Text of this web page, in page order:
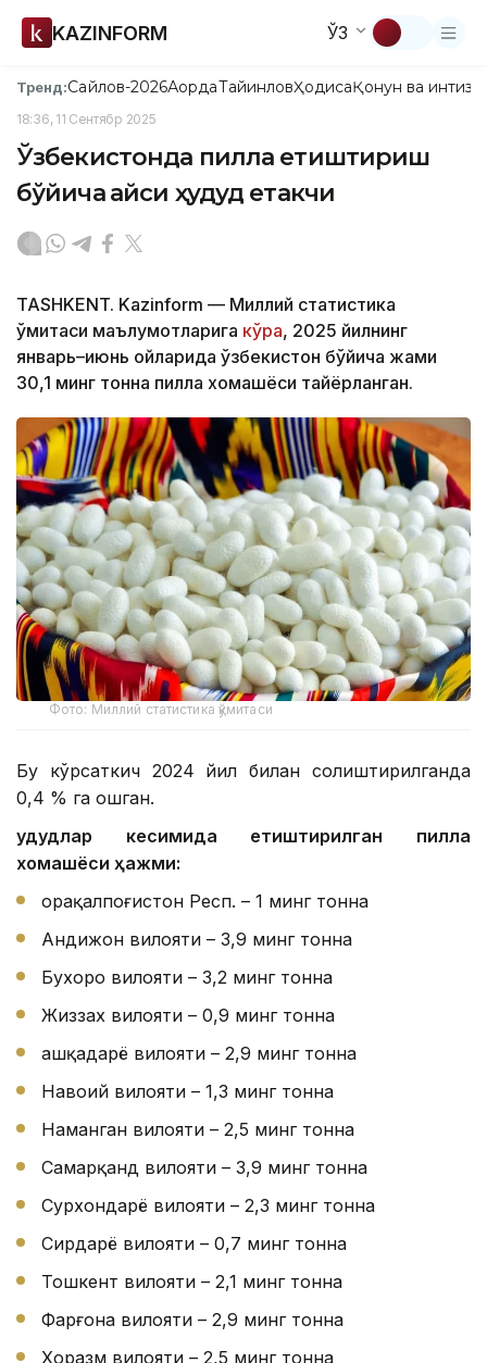
KAZINFORM ЎЗ
Тренд:Сайлов-2026АқордаТайинловҲодисаҚонун ва
18:36, 11 Сентябр 2025
Ўзбекистонда пилла етиштириш
бўйича қайси ҳудуд етакчи
TASHKENT. Kazinform — Миллий статистика
қўмитаси маълумотларига кўра, 2025 йилнинг
январь–июнь ойларида ўзбекистон бўйича жами
30,1 минг тонна пилла хомашёси тайёрланган.
Фото: Миллий статистика қўмитаси
Бу кўрсаткич 2024 йил билан солиштирилганда
0,4 % га ошган.
Ҳудудлар кесимида етиштирилган пилла
хомашёси ҳажми:
Қорақалпоғистон Респ. – 1 минг тонна
Андижон вилояти – 3,9 минг тонна
Бухоро вилояти – 3,2 минг тонна
Жиззах вилояти – 0,9 минг тонна
Қашқадарё вилояти – 2,9 минг тонна
Навоий вилояти – 1,3 минг тонна
Наманган вилояти – 2,5 минг тонна
Самарқанд вилояти – 3,9 минг тонна
Сурхондарё вилояти – 2,3 минг тонна
Сирдарё вилояти – 0,7 минг тонна
Тошкент вилояти – 2,1 минг тонна
Фарғона вилояти – 2,9 минг тонна
Хоразм вилояти – 2,5 минг тонна